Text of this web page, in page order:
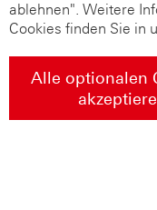
ablehnen". Weitere
Cookies finden Sie in
Alle optionalen